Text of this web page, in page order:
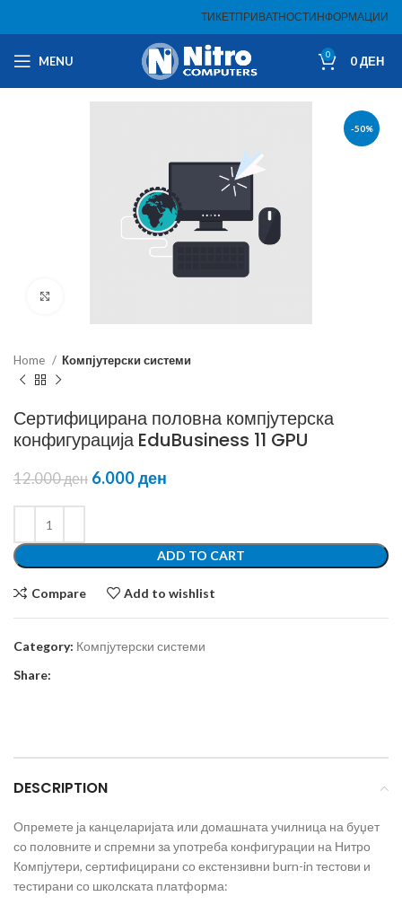
ТИКЕТПРИВАТНОСТИНФОРМАЦИИ
MENU 0 0ДЕН
-50%
Home Компјутерски системи
Сертифицирана половна компјутерска
конфигурација EduBusiness 11 GPU
12.000ден 6.000ден
ADD TO CART
Compare Add to wishlist
Category: Компјутерски системи
Share:
DESCRIPTION
Опремете ја канцеларијата или домашната училница на буџет
со половните и спремни за употреба конфигурации на Нитро
Компјутери, сертифицирани со екстензивни burn-in тестови и
тестирани со школската платформа: